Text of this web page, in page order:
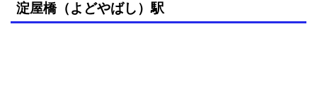
淀屋橋（よどやばし）駅